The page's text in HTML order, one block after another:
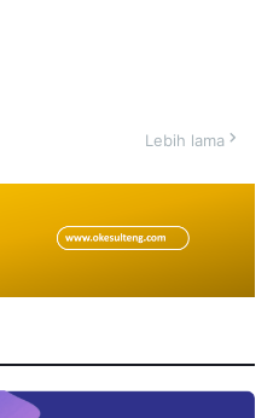
Lebih lama